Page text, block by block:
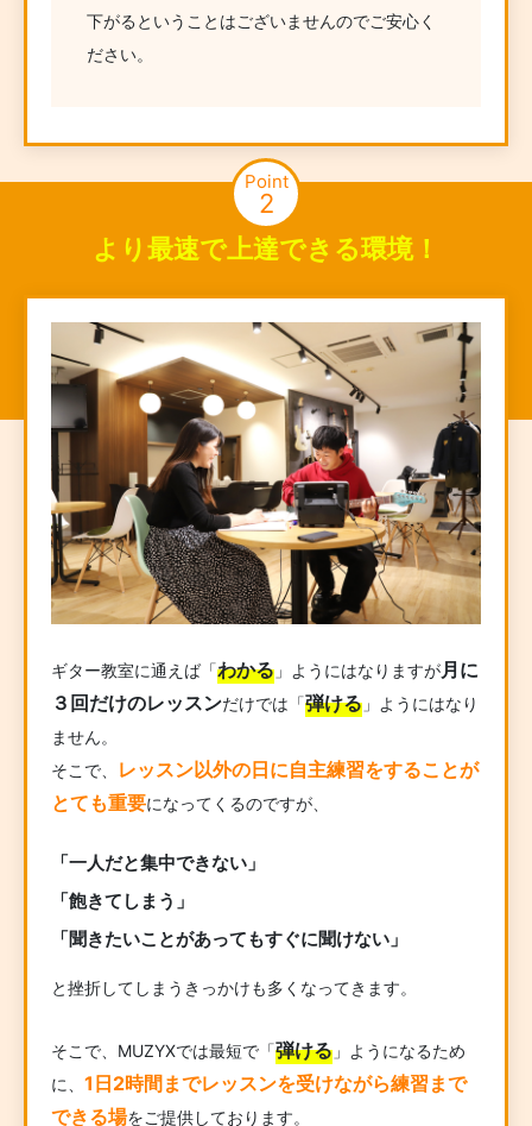
下がるということはございませんのでご安心く
ださい。
Point
2
より最速で上達できる環境！
ギター教室に通えば「わかる」ようにはなりますが月に
３回だけのレッスンだけでは「弾ける」ようにはなり
ません。
そこで、
レッスン以外の日に自主練習をすることが
とても重要になってくるのですが、
「一人だと集中できない」
「飽きてしまう」
「聞きたいことがあってもすぐに聞けない」
と挫折してしまうきっかけも多くなってきます。
そこで、MUZYXでは最短で「弾ける」ようになるため
に、 1日2時間までレッスンを受けながら練習まで
できる場をご提供しております。